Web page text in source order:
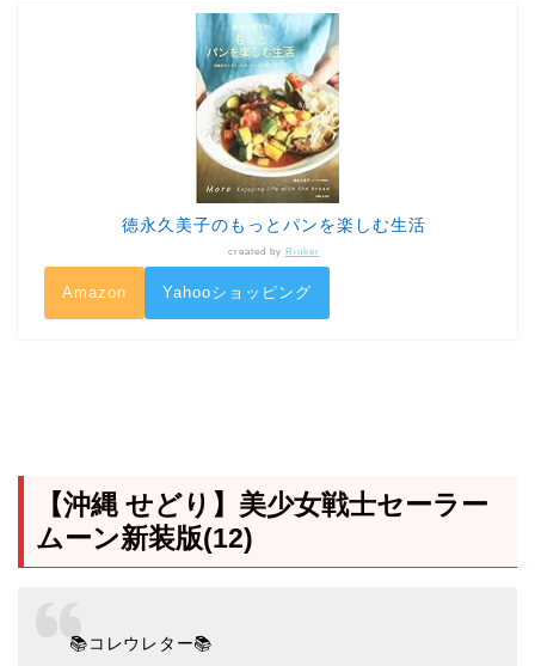
徳永久美子のもっとパンを楽しむ生活
created by Rinker
Amazon Yahooショッピング
【沖縄 せどり】美少女戦士セーラー
ムーン新装版(12)
📚コレウレター📚